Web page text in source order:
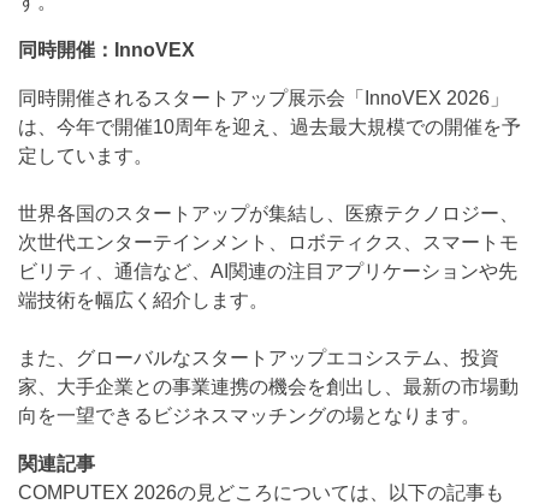
同時開催：InnoVEX
同時開催されるスタートアップ展示会「InnoVEX 2026」
は、今年で開催10周年を迎え、過去最大規模での開催を予
定しています。
世界各国のスタートアップが集結し、医療テクノロジー、
次世代エンターテインメント、ロボティクス、スマートモ
ビリティ、通信など、AI関連の注目アプリケーションや先
端技術を幅広く紹介します。
また、グローバルなスタートアップエコシステム、投資
家、大手企業との事業連携の機会を創出し、最新の市場動
向を一望できるビジネスマッチングの場となります。
関連記事
COMPUTEX 2026の見どころについては、以下の記事も